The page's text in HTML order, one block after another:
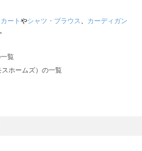
カート やシャツ・ブラウス
カーディガン
覧
ホームズ）の一覧
サマンサモスモス）の一覧
ルー）の一覧